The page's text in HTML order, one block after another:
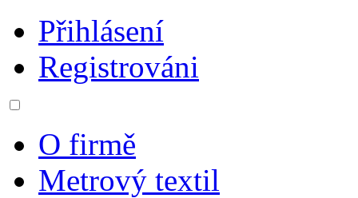
Přihlásení
Registrováni
O firmě
Metrový textil